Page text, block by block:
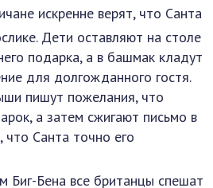
искренне верят, что Санта
Дети оставляют на столе
подарка, а в башмак кладут
для долгожданного гостя.
пишут пожелания, что
а затем сжигают письмо в
что Санта точно его
Биг-Бена все британцы спешат